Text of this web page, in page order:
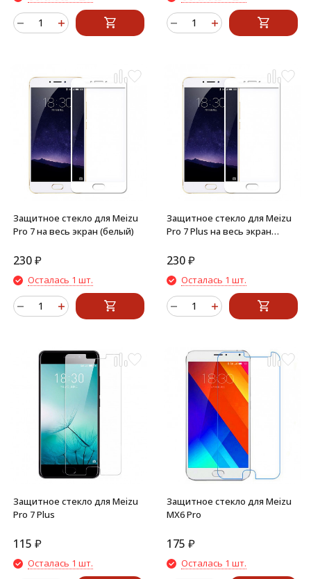
Защитное стекло для Meizu
Pro 7 на весь экран (белый)
230₽
Осталась 1 шт.
Защитное стекло для Meizu
Pro 7 Plus на весь экран
230₽
Осталась 1 шт.
Защитное стекло для Meizu
Pro 7 Plus
115 ₽
Осталась 1 шт.
Защитное стекло для Meizu
MX6 Pro
175 ₽
Осталась 1 шт.